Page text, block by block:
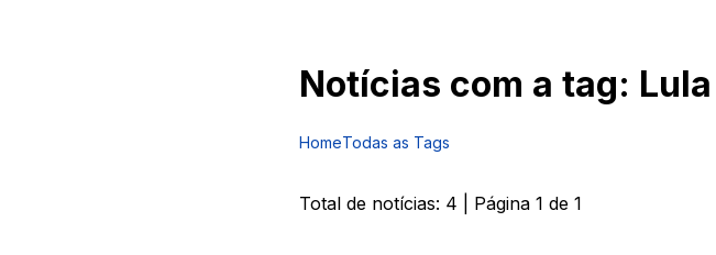
Notícias com a tag:
HomeTodas as Tags
Total de notícias: 4 | Página 1 de 1